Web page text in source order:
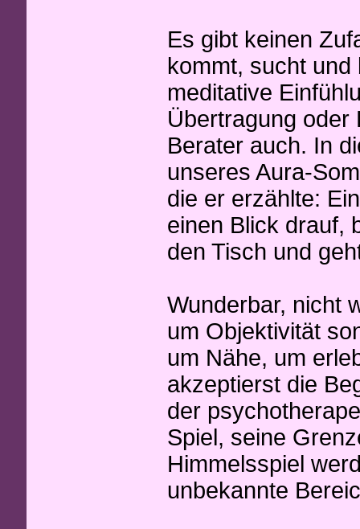
Es gibt keinen
kommt, sucht und
meditative
Übertragung oder
Berater auch. In
unseres Aura-
die er erzählte:
einen Blick drauf,
den Tisch und
Wunderbar, nicht
um Objektivität
um Nähe, um
akzeptierst die
der
Spiel, seine
Himmelsspiel
unbekannte